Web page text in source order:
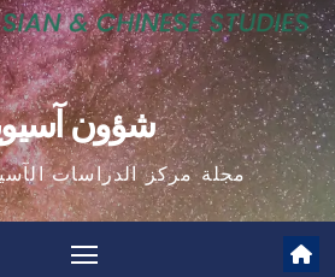
شؤون
مجلة مركز الدراسات